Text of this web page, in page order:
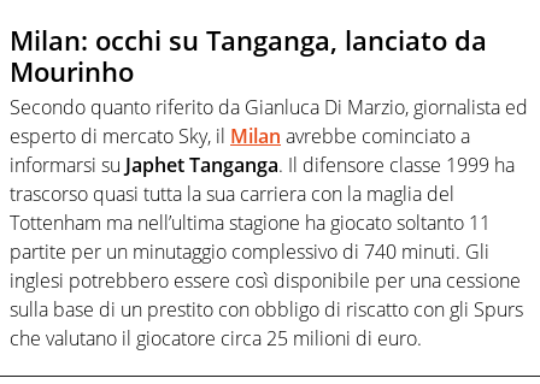
Milan: occhi su Tanganga, lanciato da
Mourinho
Secondo quanto riferito da Gianluca Di Marzio, giornalista ed
esperto di mercato Sky, il Milan avrebbe cominciato a
informarsi su Japhet Tanganga. Il difensore classe 1999 ha
trascorso quasi tutta la sua carriera con la maglia del
Tottenham ma nell’ultima stagione ha giocato soltanto 11
partite per un minutaggio complessivo di 740 minuti. Gli
inglesi potrebbero essere così disponibile per una cessione
sulla base di un prestito con obbligo di riscatto con gli Spurs
che valutano il giocatore circa 25 milioni di euro.